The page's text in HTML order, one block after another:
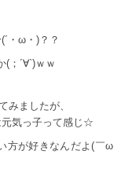
・ω・)？？
；´∀`)ｗｗ
みましたが、
元気っ子って感じ☆
方が好きなんだよ(￣ω